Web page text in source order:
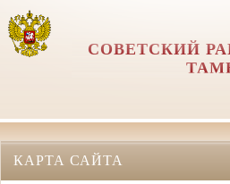
СОВЕТСКИЙ
КАРТА САЙТА